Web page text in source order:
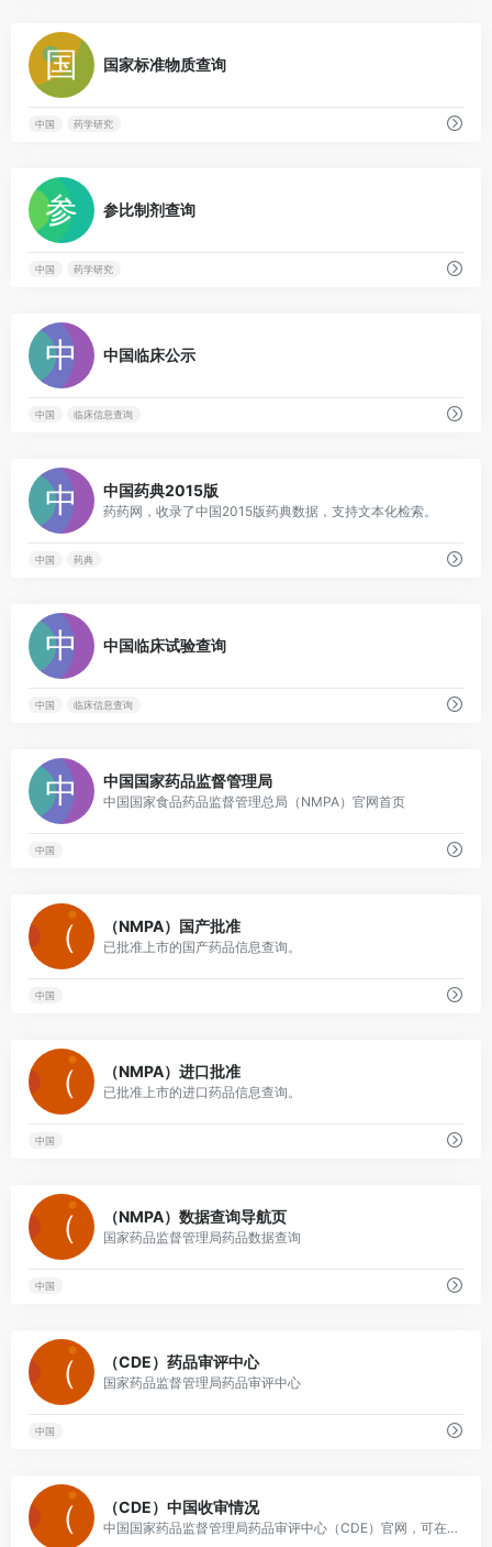
国家标准物质查询
中国 药学研究
参比制剂查询
中国 药学研究
中国临床公示
中国 临床信息查询
中国药典2015版
药药网，收录了中国2015版药典数据，支持文本化检索。
中国 药典
中国临床试验查询
中国 临床信息查询
中国国家药品监督管理局
中国国家食品药品监督管理总局（NMPA）官网首页
中国
（NMPA）国产批准
已批准上市的国产药品信息查询。
中国
（NMPA）进口批准
已批准上市的进口药品信息查询。
中国
（NMPA）数据查询导航页
国家药品监督管理局药品数据查询
中国
（CDE）药品审评中心
国家药品监督管理局药品审评中心
中国
（CDE）中国收审情况
中国国家药品监督管理局药品审评中心（CDE）官网，可在信息公开部分查询药品上市申请的收审情况。